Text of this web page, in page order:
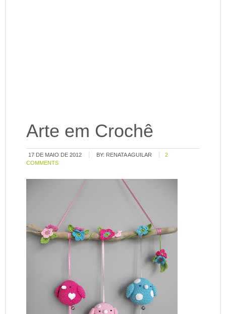
Arte em Crochê
17 DE MAIO DE 2012 BY: RENATA AGUILAR
2
COMMENTS